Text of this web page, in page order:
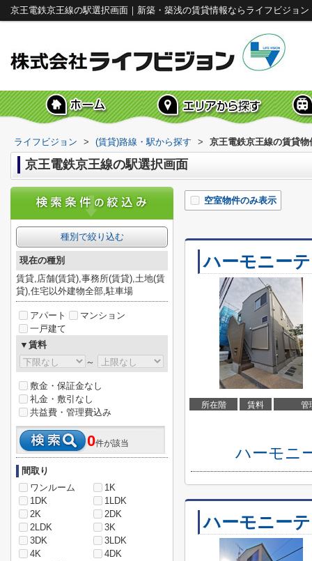
京王電鉄京王線の駅選択画面｜新築・築浅の賃貸情報ならライフビジョン
ライフビジョン > (賃貸)路線・駅から探す > 京王電鉄京王線の賃貸物
京王電鉄京王線の駅選択画面
空室物件のみ表示
ハーモニー
所在階 賃料 管
ハーモニ
ハーモニー
種別で絞り込む
現在の種別
賃貸,店舗(賃貸),事務所(賃貸),土地(賃
貸),住宅以外建物全部,駐車場
アパート
マンション
一戸建て
▼賃料
～
敷金・保証金なし
礼金・敷引なし
共益費・管理費込み
0件が該当
間取り
ワンルーム
1K
1DK
1LDK
2K
2DK
2LDK
3K
3DK
3LDK
4K
4DK